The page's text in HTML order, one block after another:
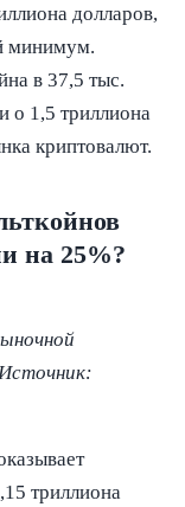
долларов,
минимум.
в 37,5 тыс.
о 1,5 триллиона
криптовалют.
на 25%?
триллиона